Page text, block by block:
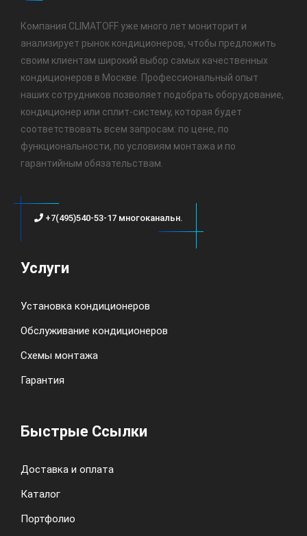
Компания CLIMATOFF уже много лет мониторит и
анализирует рынок кондиционеров, чтобы предложить
своим клиентам широкий выбор самых качественных
кондиционеров в Москве. Профессиональный опыт
наших сотрудников позволяет подобрать оборудование,
кондиционер или сплит-систему, которая будет
соответствовать всем запросам: по цене, по
функциональности, по условиям монтажа и по
гарантийным обязательствам.
+7(495)540-53-17 многоканальн.
Услуги
Установка кондиционеров
Обслуживание кондиционеров
Схемы монтажа
Гарантия
Быстрые Ссылки
Доставка и оплата
Каталог
Портфолио